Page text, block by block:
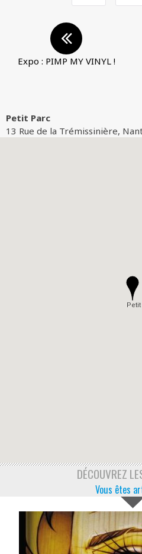
Expo : PIMP MY VINYL !
Petit Parc
13 Rue de la Trémissinière,
DÉCOUVREZ
Vous êtes